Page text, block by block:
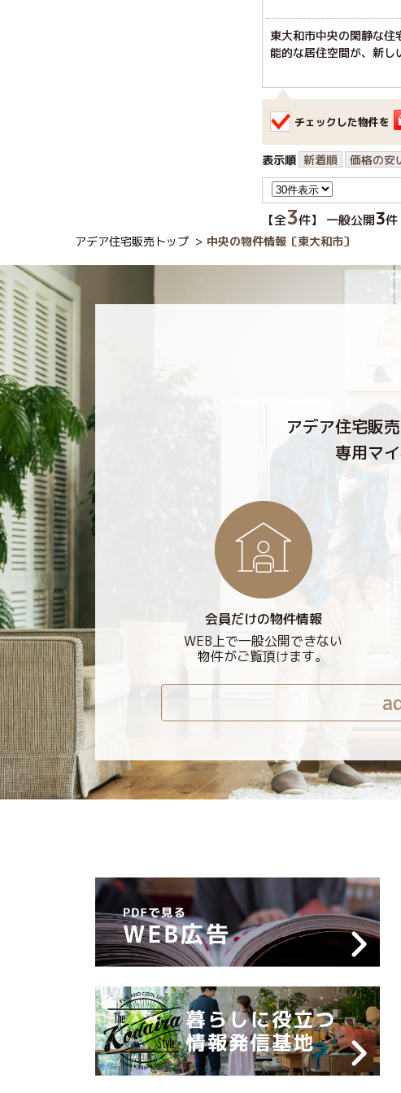
東大和市中央の閑静な
能的な居住空間が、新し
チェックした物件を
表示順 新着順 価格の安
【全3件】 一般公開3件
アデア住宅販売トップ 中央の物件情報〔東大和市〕
アデア住宅販
専用マ
会員だけの物件情報
WEB上で一般公開できない
物件がご覧頂けます。